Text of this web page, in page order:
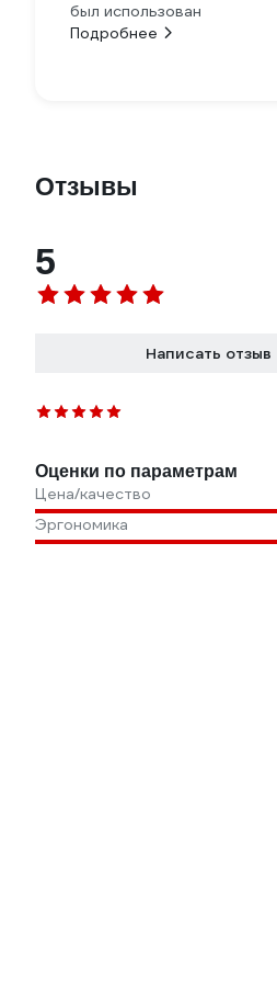
был использован
Подробнее
Отзывы
5
Написать отзыв
Оценки по параметрам
Цена/качество
Эргономика